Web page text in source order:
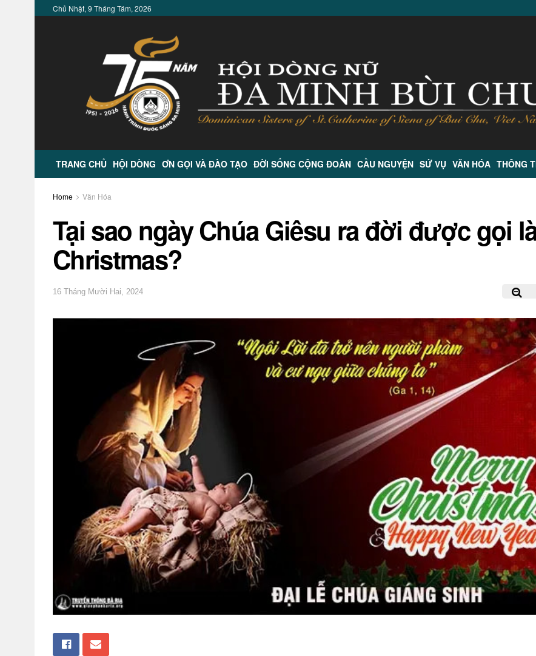
Chủ Nhật, 9 Tháng Tám, 2026
TRANG CHỦ HỘI DÒNG ƠN GỌI VÀ ĐÀO TẠO ĐỜI SỐNG CỘNG ĐOÀN CẦU NGUYỆN SỨ VỤ VĂN HÓA THÔNG
Home Văn Hóa
Tại sao ngày Chúa Giêsu ra đời được gọi
Christmas?
16 Tháng Mười Hai, 2024